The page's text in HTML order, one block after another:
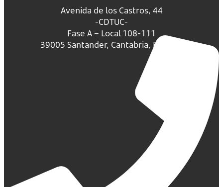
Avenida de los Castros, 44
-CDTUC-
Fase A – Local 108-111
39005 Santander, Cantabria, España.